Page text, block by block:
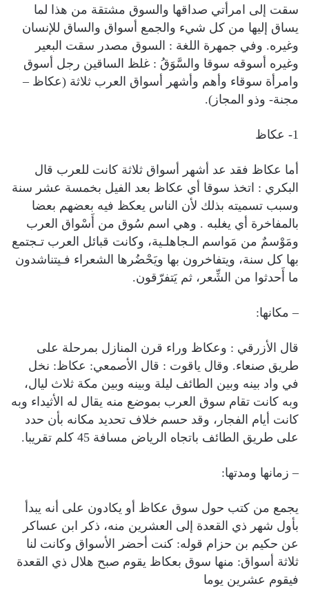
سقت إلى امرأتي صداقها والسوق مشتقة من هذا لما
يساق إليها من كل شيء والجمع أسواق والساق للإنسان
وغيره. وفي جمهرة اللغة : السوق مصدر سقت البعير
وغيره أسوقه سوقا والسَّوَقُ : غلظ الساقين رجل أسوق
وامرأة سوقاء وأهم وأشهر أسواق العرب ثلاثة (عكاظ –
مجنة- وذو المجاز).
1- عكاظ
أما عكاظ فقد عد أشهر أسواق ثلاثة كانت للعرب قال
البكري : اتخذ سوقا أي عكاظ بعد الفيل بخمسة عشر سنة
وسبب تسميته بذلك لأن الناس يعكظ فيه بعضهم بعضا
بالمفاخرة أي يغلبه . وهي اسم سُوق من أَسْواق العرب
ومَوْسمٌ من مَواسم الـجاهلـية، وكانت قبائل العرب تـجتمع
بها كل سنة، ويتفاخرون بها ويَحْضُرها الشعراء فـيتناشدون
ما أَحدثوا من الشِّعر، ثم يَتفرّقون.
– مكانها:
قال الأزرقي : وعكاظ وراء قرن المنازل بمرحلة على
طريق صنعاء. وقال ياقوت : قال الأصمعي: عكاظ: نخل
في واد بينه وبين الطائف ليلة وبينه وبين مكة ثلاث ليال،
وبه كانت تقام سوق العرب بموضع منه يقال له الأثيداء وبه
كانت أيام الفجار، وقد حسم خلاف تحديد مكانه بأن حدد
على طريق الطائف باتجاه الرياض مسافة 45 كلم تقريبا.
– زمانها ومدتها:
يجمع من كتب حول سوق عكاظ أو يكادون على أنه يبدأ
بأول شهر ذي القعدة إلى العشرين منه، ذكر ابن عساكر
عن حكيم بن حزام قوله: كنت أحضر الأسواق وكانت لنا
ثلاثة أسواق: منها سوق بعكاظ يقوم صبح هلال ذي القعدة
فيقوم عشرين يوما